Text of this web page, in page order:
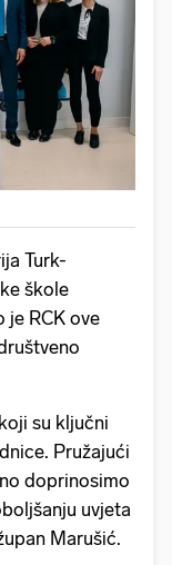
Turk-
škole
je RCK ove
su ključni
Pružajući
doprinosimo
uvjeta
Marušić.